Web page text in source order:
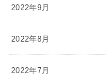
2022年9月
2022年8月
2022年7月